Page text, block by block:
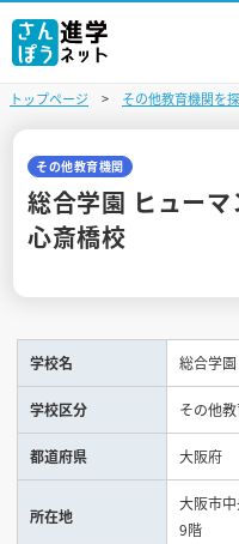
進学イベン
入試・受験
お役立ち情報
トップページ その他教育機関を
その他教育機関
総合学園 ヒュー
心斎橋校
学校名 総合学
学校区分 その他
都道府県 大阪府
所在地
大阪市
9階